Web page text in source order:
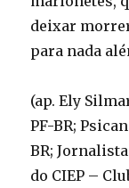
deixar
para nada
(ap. Ely
PF-BR;
BR;
do CIEP –